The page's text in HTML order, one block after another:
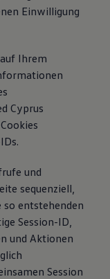
Einwilligung
Ihrem
Cyprus
und
sequenziell,
so entstehenden
Session-ID,
und Aktionen
Session